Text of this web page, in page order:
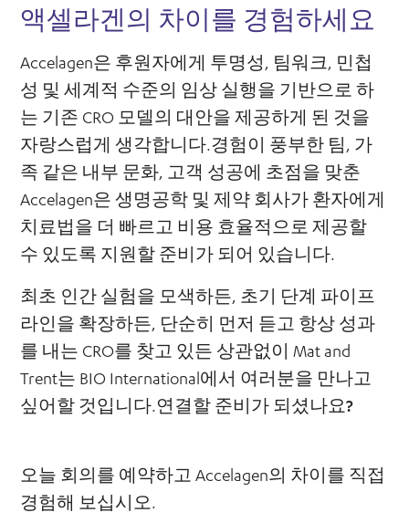
액셀라겐의 차이를 경험하세요
Accelagen은 후원자에게 투명성, 팀워크, 민첩
성 및 세계적 수준의 임상 실행을 기반으로 하
는 기존 CRO 모델의 대안을 제공하게 된 것을
자랑스럽게 생각합니다.경험이 풍부한 팀, 가
족 같은 내부 문화, 고객 성공에 초점을 맞춘
Accelagen은 생명공학 및 제약 회사가 환자에게
치료법을 더 빠르고 비용 효율적으로 제공할
수 있도록 지원할 준비가 되어 있습니다.
최초 인간 실험을 모색하든, 초기 단계 파이프
라인을 확장하든, 단순히 먼저 듣고 항상 성과
를 내는 CRO를 찾고 있든 상관없이 Mat and
Trent는 BIO International에서 여러분을 만나고
싶어할 것입니다.연결할 준비가 되셨나요?
오늘 회의를 예약하고 Accelagen의 차이를 직접
경험해 보십시오.